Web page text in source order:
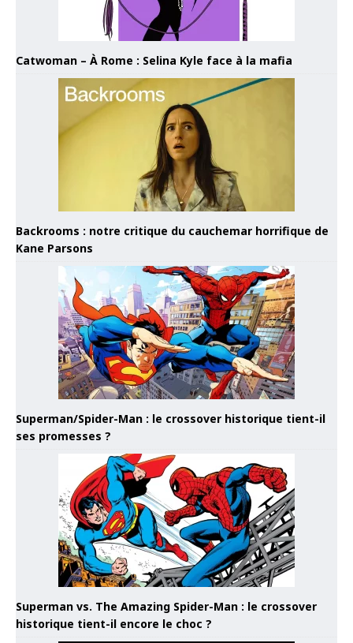
Catwoman – À Rome : Selina Kyle face à la mafia
Backrooms : notre critique du cauchemar horrifique de
Kane Parsons
Superman/Spider-Man : le crossover historique tient-il
ses promesses ?
Superman vs. The Amazing Spider-Man : le crossover
historique tient-il encore le choc ?